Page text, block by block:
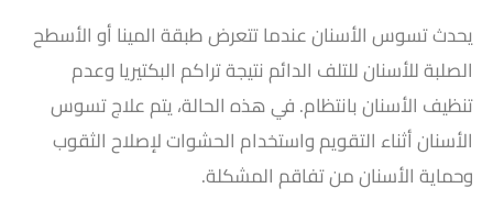
يحدث تسوس الأسنان عندما تتعرض طبقة المينا أو الأسطح
الصلبة للأسنان للتلف الدائم نتيجة تراكم البكتيريا وعدم
تنظيف الأسنان بانتظام.في هذه الحالة، يتم علاج تسوس
الأسنان أثناء التقويم واستخدام الحشوات لإصلاح الثقوب
وحماية الأسنان من تفاقم المشكلة.